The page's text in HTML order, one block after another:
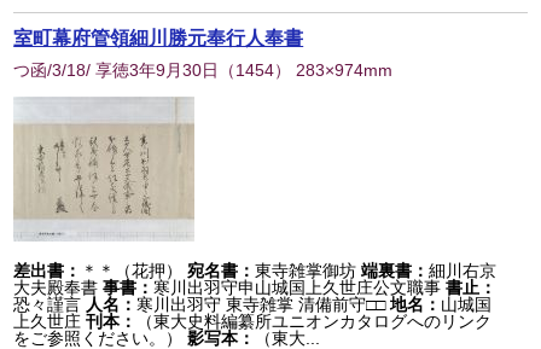
室町幕府管領細川勝元奉行人奉書
つ函/3/18/ 享徳3年9月30日 （1454） 283×974mm
差出書： ＊＊（花押） 宛名書：東寺雑掌御坊 端裏書：細川右京
大夫殿奉書 事書： 寒川出羽守申山城国上久世庄公文職事 書止：
恐々謹言 人名： 寒川出羽守 東寺雑掌 清備前守□□ 地名： 山城国
上久世庄 刊本：
（東大史料編纂所ユニオンカタログへのリンク
をご参照ください。）
影写本： （東大...